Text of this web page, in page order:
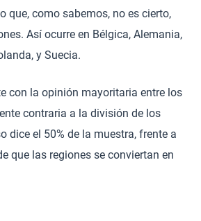
que, como sabemos, no es cierto,
Así ocurre en Bélgica, Alemania,
y Suecia.
con la opinión mayoritaria entre los
contraria a la división de los
dice el 50% de la muestra, frente a
que las regiones se conviertan en